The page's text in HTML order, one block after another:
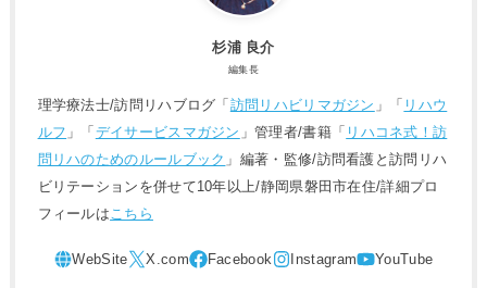
杉浦 良介
編集長
理学療法士/訪問リハブログ「 訪問リハビリマガジン 」「 リハウ
ルフ 」「 デイサービスマガジン 」管理者/書籍「 リハコネ式！訪
問リハのためのルールブック 」編著・監修/訪問看護と訪問リハ
ビリテーションを併せて10年以上/静岡県磐田市在住/詳細プロ
フィールは こちら